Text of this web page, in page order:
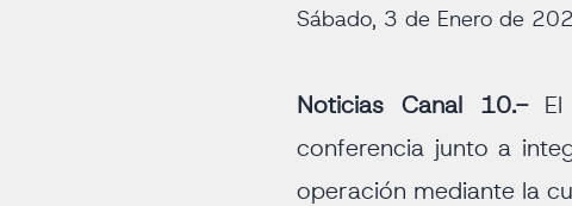
Sábado, 3 de Enero de
Noticias Canal 10.-
conferencia junto a
operación mediante la